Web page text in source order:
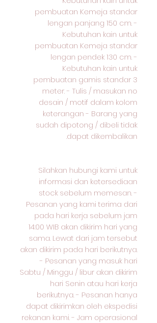
pembuatan Kemeja standar
lengan panjang 150 cm. -
Kebutuhan kain untuk
pembuatan Kemeja standar
lengan pendek 130 cm. -
Kebutuhan kain untuk
pembuatan gamis standar 3
meter. - Tulis / masukan no
desain / motif dalam kolom
keterangan - Barang yang
sudah dipotong / dibeli tidak
dapat dikembalikan.
Silahkan hubungi kami untuk
informasi dan ketersediaan
stock sebelum memesan. -
Pesanan yang kami terima dari
pada hari kerja sebelum jam
14:00 WIB akan dikirim hari yang
sama. Lewat dari jam tersebut
akan dikirim pada hari berikutnya.
- Pesanan yang masuk hari
Sabtu / Minggu / libur akan dikirim
hari Senin atau hari kerja
berikutnya. - Pesanan hanya
dapat dikirimkan oleh ekspedisi
rekanan kami. - Jam operasional